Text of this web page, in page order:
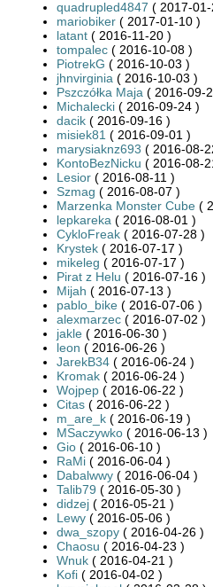
quadrupled4847 ( 2017-
mariobiker ( 2017-01-10 )
latant ( 2016-11-20 )
tompalec ( 2016-10-08 )
PiotrekG ( 2016-10-03 )
jhnvirginia ( 2016-10-03 )
Pszczółka Maja ( 2016-09-
Michalecki ( 2016-09-24 )
dacik ( 2016-09-16 )
misiek81 ( 2016-09-01 )
marysiaknz693 ( 2016-08-
KontoBezNicku ( 2016-08-
Lesior ( 2016-08-11 )
Szmag ( 2016-08-07 )
Marzenka Monster Cube (
lepkareka ( 2016-08-01 )
CykloFreak ( 2016-07-28 )
Krystek ( 2016-07-17 )
mikeleg ( 2016-07-17 )
Pirat z Helu ( 2016-07-16 )
Mijah ( 2016-07-13 )
pablo_bike ( 2016-07-06 )
alexmarzec ( 2016-07-02 )
jakle ( 2016-06-30 )
leon ( 2016-06-26 )
JarekB34 ( 2016-06-24 )
Kromak ( 2016-06-24 )
Wojpep ( 2016-06-22 )
Citas ( 2016-06-22 )
m_are_k ( 2016-06-19 )
MSaczywko ( 2016-06-13 )
Gio ( 2016-06-10 )
RaMi ( 2016-06-04 )
Dabalwwy ( 2016-06-04 )
Talib79 ( 2016-05-30 )
didzej ( 2016-05-21 )
Lewy ( 2016-05-06 )
dwa_szopy ( 2016-04-26 )
Chaosu ( 2016-04-23 )
Wnuk ( 2016-04-21 )
Kofi ( 2016-04-02 )